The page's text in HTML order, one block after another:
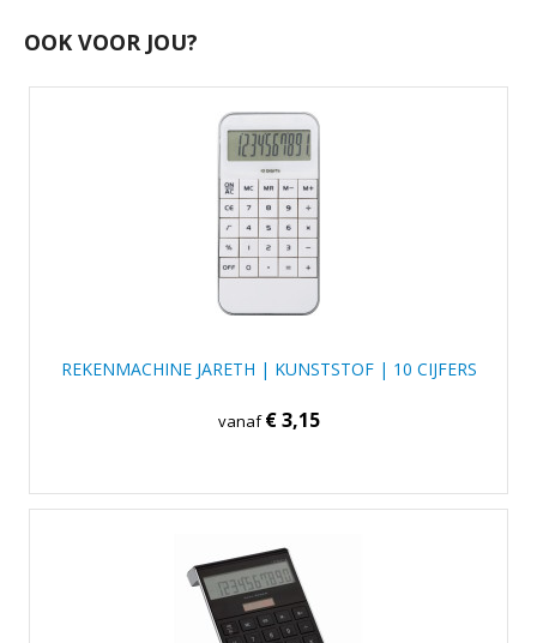
OOK VOOR JOU?
REKENMACHINE JARETH | KUNSTSTOF | 10 CIJFERS
vanaf€ 3,15